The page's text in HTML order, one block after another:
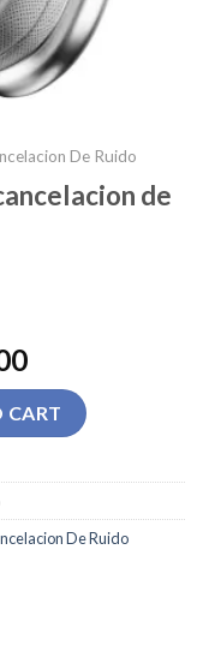
De Ruido
de
de ruido
CART
De Ruido